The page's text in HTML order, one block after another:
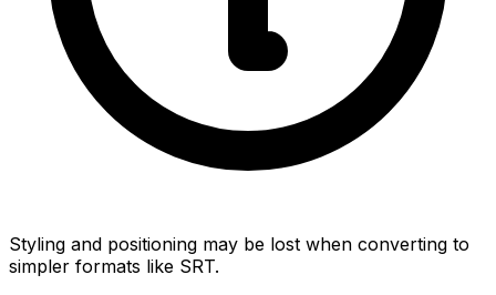
Styling and positioning may be lost when converting to
simpler formats like SRT.